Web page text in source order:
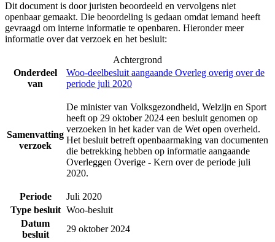
Dit document is door juristen beoordeeld en vervolgens niet
openbaar gemaakt. Die beoordeling is gedaan omdat iemand heeft
gevraagd om interne informatie te openbaren. Hieronder meer
informatie over dat verzoek en het besluit:
Achtergrond
Onderdeel
van
Woo-deelbesluit aangaande Overleg overig over de
periode juli 2020
Samenvatting
verzoek
De minister van Volksgezondheid, Welzijn en Sport
heeft op 29 oktober 2024 een besluit genomen op
verzoeken in het kader van de Wet open overheid.
Het besluit betreft openbaarmaking van documenten
die betrekking hebben op informatie aangaande
Overleggen Overige - Kern over de periode juli
2020.
Periode
Juli 2020
Type besluit Woo-besluit
Datum
besluit
29 oktober 2024